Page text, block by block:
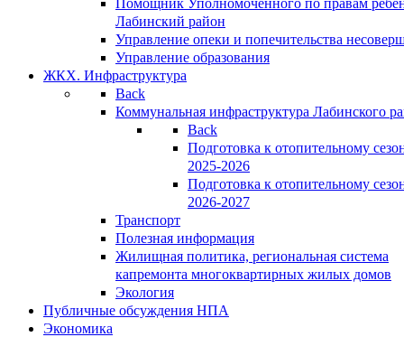
Помощник Уполномоченного по правам
Лабинский район
Управление опеки и попечительства
Управление образования
ЖКХ. Инфраструктура
Back
Коммунальная инфраструктура Лабинского
Back
Подготовка к отопительному
2025-2026
Подготовка к отопительному
2026-2027
Транспорт
Полезная информация
Жилищная политика, региональная система
капремонта многоквартирных жилых домов
Экология
Публичные обсуждения НПА
Экономика